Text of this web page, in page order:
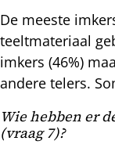
De meeste
teeltmateriaal
imkers (46%)
andere telers.
Wie hebben er
(vraag 7)?